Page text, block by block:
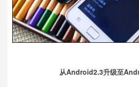
从Android2.3升级至